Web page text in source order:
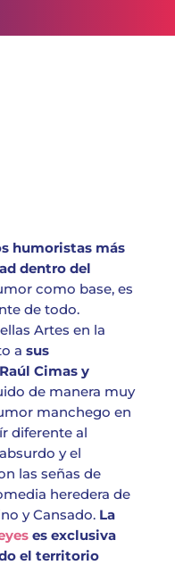
humoristas más
dentro del
como base, es
de todo.
Artes en la
a sus
Cimas y
de manera muy
manchego en
diferente al
y el
las señas de
heredera de
y Cansado. La
es exclusiva
el territorio